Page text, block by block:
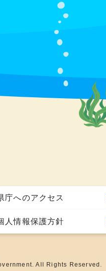
庁へのアクセス
人情報保護方針
All Rights Reserved.